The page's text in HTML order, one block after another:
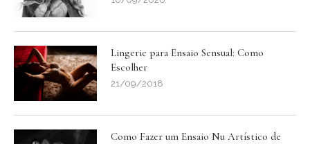
Lingerie para Ensaio Sensual: Como
Escolher
21/09/2018
Como Fazer um Ensaio Nu Artístico de